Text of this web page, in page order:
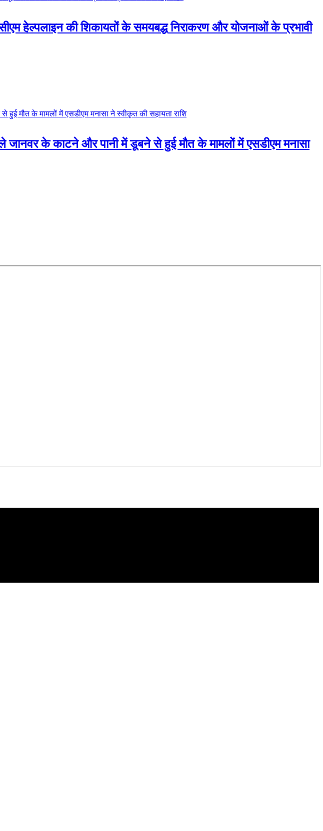
सीएम हेल्पलाइन की शिकायतों के समयबद्ध निराकरण और योजनाओं के प्रभावी
जानवर के काटने और पानी में डूबने से हुई मौत के मामलों में एसडीएम मनासा